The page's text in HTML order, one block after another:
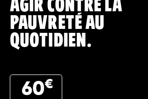
AGIR CONTRE LA
PAUVRETÉ AU
QUOTIDIEN.
60€